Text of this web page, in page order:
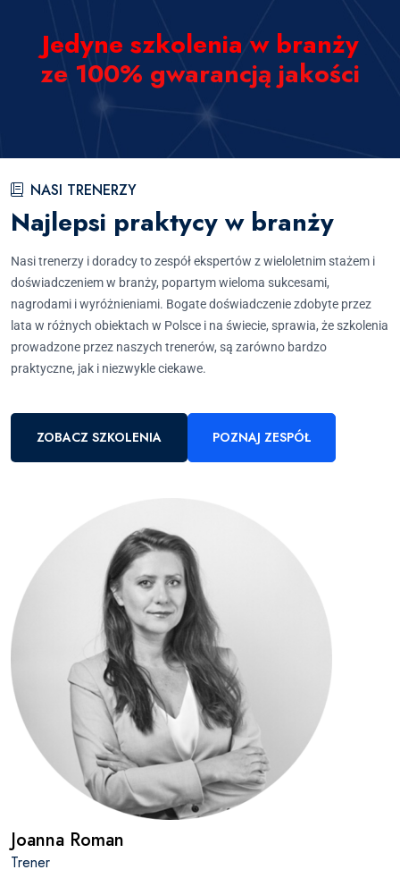
Jedyne szkolenia w branży
ze 100% gwarancją jakości
NASI TRENERZY
Najlepsi praktycy w branży
Nasi trenerzy i doradcy to zespół ekspertów z wieloletnim stażem i
doświadczeniem w branży, popartym wieloma sukcesami,
nagrodami i wyróżnieniami. Bogate doświadczenie zdobyte przez
lata w różnych obiektach w Polsce i na świecie, sprawia, że szkolenia
prowadzone przez naszych trenerów, są zarówno bardzo
praktyczne, jak i niezwykle ciekawe.
ZOBACZ SZKOLENIA POZNAJ ZESPÓŁ
Joanna Roman
Trener